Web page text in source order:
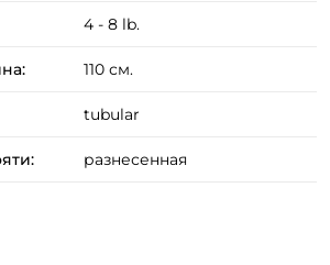
точной сборкой.
4 - 8 lb.
110 см.
tubular
разнесенная